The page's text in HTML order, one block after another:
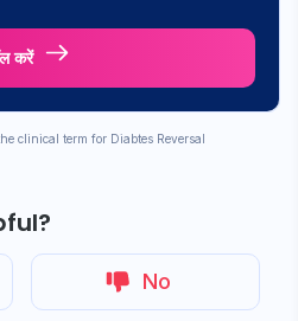
करें
clinical term for Diabtes Reversal
No